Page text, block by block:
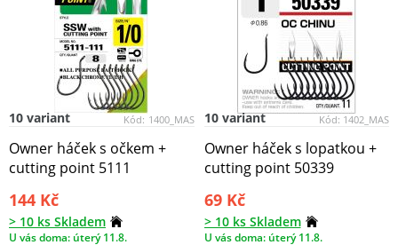
Kód: 1400_MAS
10 variant
Owner háček s očkem +
cutting point 5111
144 Kč
> 10 ks Skladem
U vás doma: úterý 11.8.
Kód: 1402_MAS
10 variant
Owner háček s lopatkou +
cutting point 50339
69 Kč
> 10 ks Skladem
U vás doma: úterý 11.8.